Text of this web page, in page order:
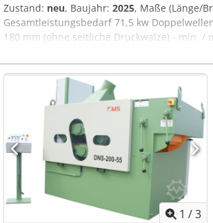
Zustand: neu, Baujahr: 2025, Maße (Länge/
Gesamtleistungsbedarf 71,5 kw
180 mm (ohne seitliche Druckwalze) - min. /
max. Arbeitsbreite 300 mm Credsvz
Werkstücklänge 635 mm einzeln - Vorschub
Büchse - Drehzahl 4500 Upm. - max.
oben 30 kW - Motor Sägewelle unten 37 kW
Welle 0,37 kW - Motor Höhenverstellung
0,75 kW - Gesamtleistung 71,5 KW -
Sägebüchse mit je einem Satz
automatischer Stern-Dreieckschalter -
L=2950, B=1620, H=1770 mm - Gewicht 3300 kg
1 /3